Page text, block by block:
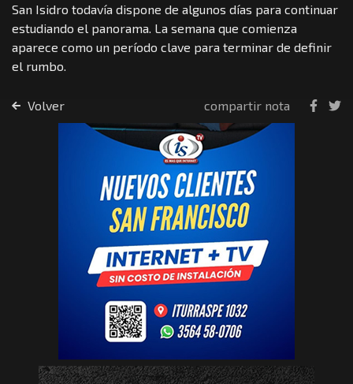
San Isidro todavía dispone de algunos días para continuar
estudiando el panorama. La semana que comienza
aparece como un período clave para terminar de definir
el rumbo.
Volver compartir nota